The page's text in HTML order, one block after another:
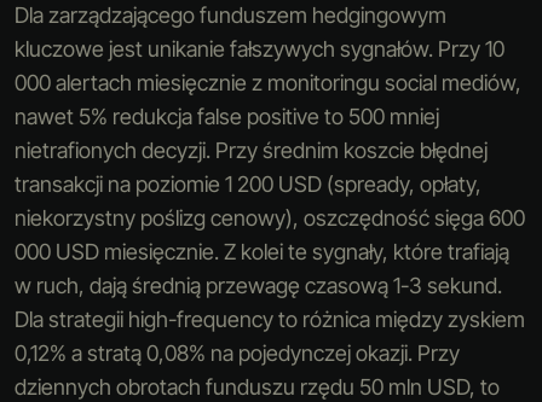
Dla zarządzającego funduszem hedgingowym
kluczowe jest unikanie fałszywych sygnałów. Przy 10
000 alertach miesięcznie z monitoringu social mediów,
nawet 5% redukcja false positive to 500 mniej
nietrafionych decyzji. Przy średnim koszcie błędnej
transakcji na poziomie 1 200 USD (spready, opłaty,
niekorzystny poślizg cenowy), oszczędność sięga 600
000 USD miesięcznie. Z kolei te sygnały, które trafiają
w ruch, dają średnią przewagę czasową 1-3 sekund.
Dla strategii high-frequency to różnica między zyskiem
0,12% a stratą 0,08% na pojedynczej okazji. Przy
dziennych obrotach funduszu rzędu 50 mln USD, to